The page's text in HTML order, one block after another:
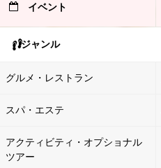
イベント
ジャンル
グルメ・レストラン
スパ・エステ
アクティビティ・オプショナル
ツアー